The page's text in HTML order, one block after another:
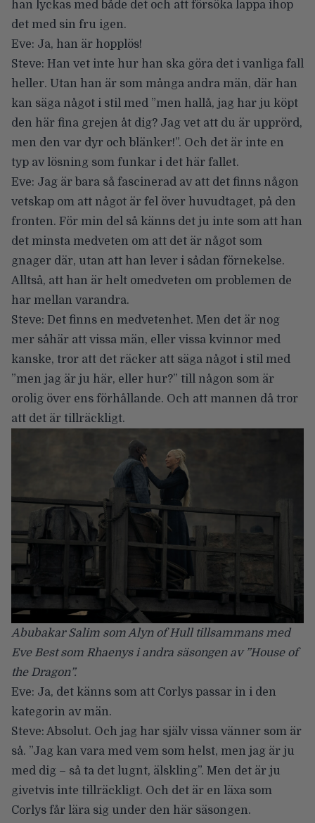
han lyckas med både det och att försöka lappa ihop
det med sin fru igen.
Eve: Ja, han är hopplös!
Steve: Han vet inte hur han ska göra det i vanliga fall
heller. Utan han är som många andra män, där han
kan säga något i stil med ”men hallå, jag har ju köpt
den här fina grejen åt dig? Jag vet att du är upprörd,
men den var dyr och blänker!”. Och det är inte en
typ av lösning som funkar i det här fallet.
Eve: Jag är bara så fascinerad av att det finns någon
vetskap om att något är fel över huvudtaget, på den
fronten. För min del så känns det ju inte som att han
det minsta medveten om att det är något som
gnager där, utan att han lever i sådan förnekelse.
Alltså, att han är helt omedveten om problemen de
har mellan varandra.
Steve: Det finns en medvetenhet. Men det är nog
mer såhär att vissa män, eller vissa kvinnor med
kanske, tror att det räcker att säga något i stil med
”men jag är ju här, eller hur?” till någon som är
orolig över ens förhållande. Och att mannen då tror
att det är tillräckligt.
Abubakar Salim som Alyn of Hull tillsammans med
Eve Best som Rhaenys i andra säsongen av ”House of
the Dragon”.
Eve: Ja, det känns som att Corlys passar in i den
kategorin av män.
Steve: Absolut. Och jag har själv vissa vänner som är
så. ”Jag kan vara med vem som helst, men jag är ju
med dig – så ta det lugnt, älskling”. Men det är ju
givetvis inte tillräckligt. Och det är en läxa som
Corlys får lära sig under den här säsongen.